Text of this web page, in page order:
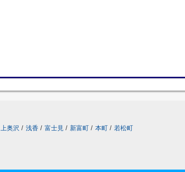
上奥沢 / 浅香 / 富士見 / 新富町 / 本町 / 若松町